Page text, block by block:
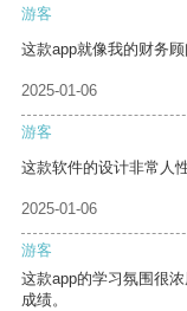
游客
这款app就像我的财务
2025-01-06
游客
这款软件的设计非常人
2025-01-06
游客
这款app的学习氛围很
成绩。